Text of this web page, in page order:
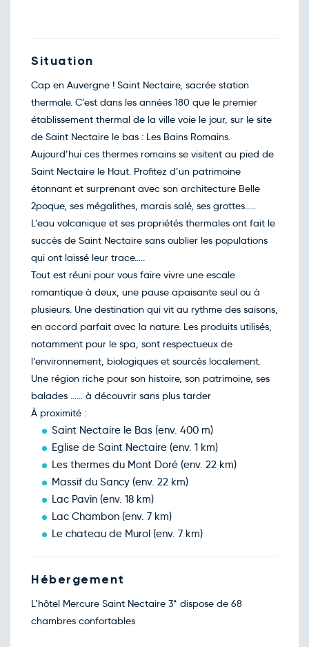
Mer.
déc.
Jeu.
déc.
118€/pers
Ven.
déc.
118€/pers
Sam.
déc.
118€/pers
Dim.
06
déc.
118€/pers
Lun.
déc.
118€/pers
Mar.
déc.
118€/pers
Mer.
déc.
118€/pers
Jeu.
déc.
118€/pers
Ven.
déc.
118€/pers
Sam.
12
déc.
Dim.
déc.
118€/pers
Retour le Lun. 14 déc. 26
Lun.
déc.
118€/pers
Mar.
déc.
118€/pers
Jeu.
déc.
118€/pers
Ven.
18
120€/pers
Situation
Cap en Auvergne ! Saint Nectaire, sacrée station
thermale. C’est dans les années 180 que le premier
établissement thermal de la ville voie le jour, sur le site
de Saint Nectaire le bas : Les Bains Romains.
Aujourd’hui ces thermes romains se visitent au pied de
Saint Nectaire le Haut. Profitez d’un patrimoine
étonnant et surprenant avec son architecture Belle
2poque, ses mégalithes, marais salé, ses grottes…..
L’eau volcanique et ses propriétés thermales ont fait le
succès de Saint Nectaire sans oublier les populations
qui ont laissé leur trace…..
Tout est réuni pour vous faire vivre une escale
romantique à deux, une pause apaisante seul ou à
plusieurs. Une destination qui vit au rythme des saisons,
en accord parfait avec la nature. Les produits utilisés,
notamment pour le spa, sont respectueux de
l’environnement, biologiques et sourcés localement.
Une région riche pour son histoire, son patrimoine, ses
balades …… à découvrir sans plus tarder
À proximité :
Saint Nectaire le Bas (env. 400 m)
Eglise de Saint Nectaire (env. 1 km)
Les thermes du Mont Doré (env. 22 km)
Massif du Sancy (env. 22 km)
Lac Pavin (env. 18 km)
Lac Chambon (env. 7 km)
Le chateau de Murol (env. 7 km)
Hébergement
L’hôtel Mercure Saint Nectaire 3* dispose de 68
chambres confortables